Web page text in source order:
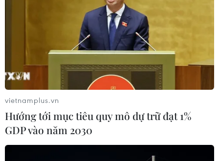
Nga sẽ cung cấp cho Ấn Độ hệ thống tên
lửa phòng không S-400
Việc chính thức ký kết thỏa thuận có thể được công bố
vietnamplus.vn
Hướng tới mục tiêu quy mô dự trữ đạt 1%
GDP vào năm 2030